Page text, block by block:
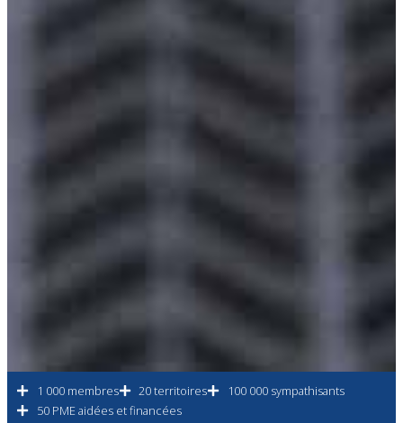
1 000 membres 20 territoires
100 000 sympathisants
50 PME aidées et financées